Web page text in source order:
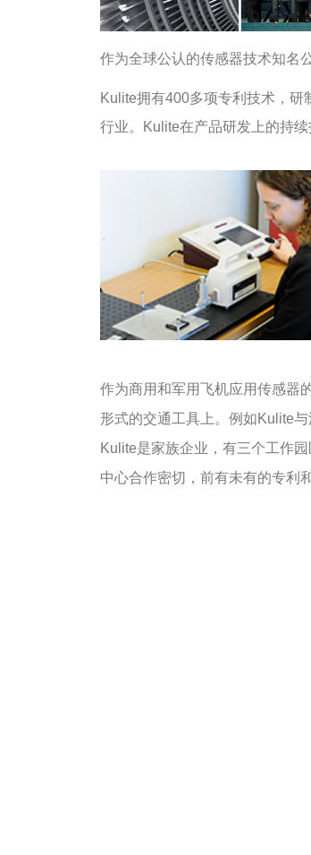
作为全球公认的传感器技术知名
Kulite拥有400多项专利技术，
行业。Kulite在产品研发上的持
作为商用和军用飞机应用传感器
形式的交通工具上。例如Kulite
Kulite是家族企业，有三个工作
中心合作密切，前有未有的专利